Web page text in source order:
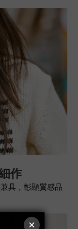
作
具，彰顯質感品